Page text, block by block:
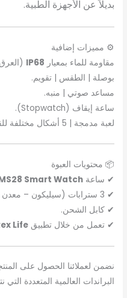
بديلاً عن الأجهزة الطبية.
⚙️ مميزات إضافية
مقاومة للماء بمعيار IP68
بوصلة | الطقس | تقويم.
مساعد صوتي | منبه.
ساعة إيقاف (Stopwatch).
لعبة مدمجة | 5 أشكال مختلفة للقوائم.
📦 محتويات العبوة
✔ ساعةMS28 Smart Watch
✔ 3 سترابات (سيليكون – معدن – جلد).
✔ كابل الشحن.
✔ تعمل من خلال تطبيقLife
نضمن لعملائنا الحصول على
البراندات العالمية المتعددة التي